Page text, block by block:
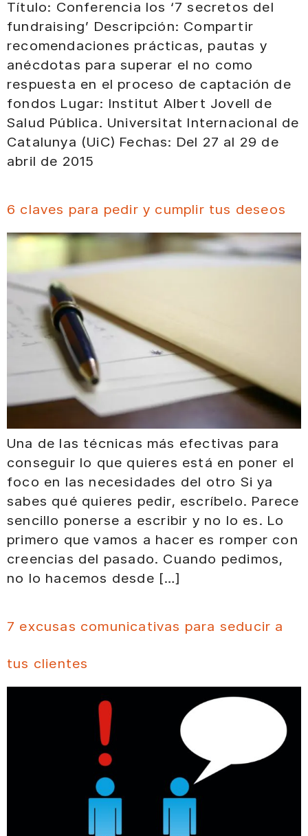
Título: Conferencia los ‘7 secretos del
fundraising’ Descripción: Compartir
recomendaciones prácticas, pautas y
anécdotas para superar el no como
respuesta en el proceso de captación de
fondos Lugar: Institut Albert Jovell de
Salud Pública. Universitat Internacional de
Catalunya (UiC) Fechas: Del 27 al 29 de
abril de 2015
6 claves para pedir y cumplir tus deseos
Una de las técnicas más efectivas para
conseguir lo que quieres está en poner el
foco en las necesidades del otro Si ya
sabes qué quieres pedir, escríbelo. Parece
sencillo ponerse a escribir y no lo es. Lo
primero que vamos a hacer es romper con
creencias del pasado. Cuando pedimos,
no lo hacemos desde […]
7 excusas comunicativas para seducir a
tus clientes